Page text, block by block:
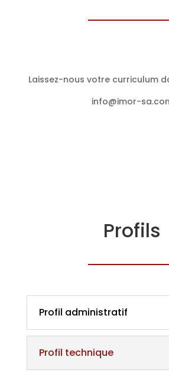
Laissez-nous votre curriculum
info@imor-
Profils
Profil administratif
Profil technique